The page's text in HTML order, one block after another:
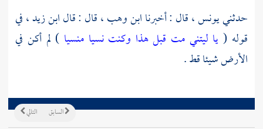
حدثنييونس ،قال : أخبرناابن وهب، قال : قالابن زيد ،في
قوله ( يا ليتني مت قبل هذا وكنت نسيا منسيا ) لم أكن في
الأرض شيئا قط .
التالي السابق